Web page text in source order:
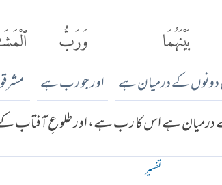
بَيْنَهُمَا
کے درمیان ہے
وَرَبُّ
اور جو رب ہے
کے درمیان ہے اس کا رب ہے، اور طلوعِ آفتاب
تفسير